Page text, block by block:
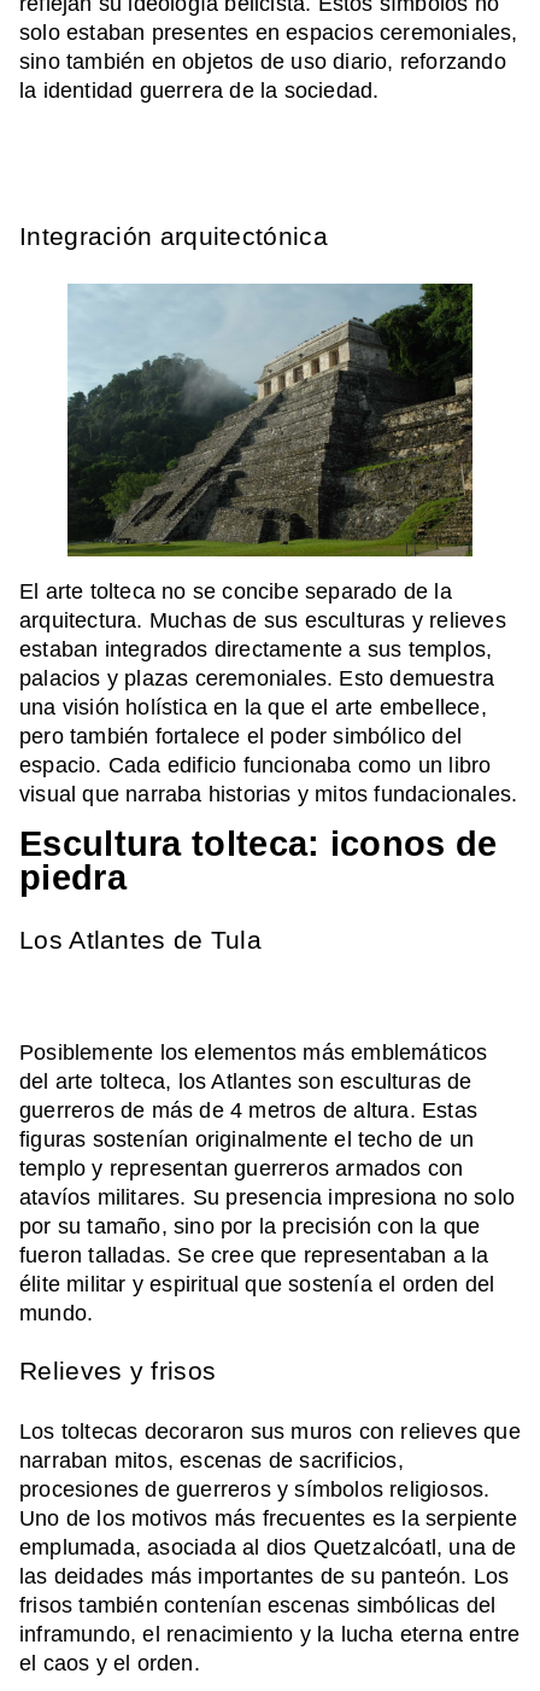
solo estaban presentes en espacios ceremoniales,
sino también en objetos de uso diario, reforzando
la identidad guerrera de la sociedad.
Integración arquitectónica
El arte tolteca no se concibe separado de la
arquitectura. Muchas de sus esculturas y relieves
estaban integrados directamente a sus templos,
palacios y plazas ceremoniales. Esto demuestra
una visión holística en la que el arte embellece,
pero también fortalece el poder simbólico del
espacio. Cada edificio funcionaba como un libro
visual que narraba historias y mitos fundacionales.
Escultura tolteca: iconos de
piedra
Los Atlantes de Tula
Posiblemente los elementos más emblemáticos
del arte tolteca, los Atlantes son esculturas de
guerreros de más de 4 metros de altura. Estas
figuras sostenían originalmente el techo de un
templo y representan guerreros armados con
atavíos militares. Su presencia impresiona no solo
por su tamaño, sino por la precisión con la que
fueron talladas. Se cree que representaban a la
élite militar y espiritual que sostenía el orden del
mundo.
Relieves y frisos
Los toltecas decoraron sus muros con relieves que
narraban mitos, escenas de sacrificios,
procesiones de guerreros y símbolos religiosos.
Uno de los motivos más frecuentes es la serpiente
emplumada, asociada al dios Quetzalcóatl, una de
las deidades más importantes de su panteón. Los
frisos también contenían escenas simbólicas del
inframundo, el renacimiento y la lucha eterna entre
el caos y el orden.